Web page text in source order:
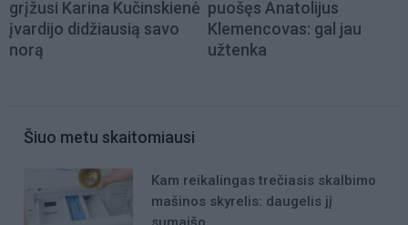
grįžusi Karina Kučinskienė
įvardijo didžiausią savo
norą
puošęs Anatolijus
Klemencovas: gal jau
užtenka
Šiuo metu skaitomiausi
Kam reikalingas trečiasis skalbimo
mašinos skyrelis: daugelis jį